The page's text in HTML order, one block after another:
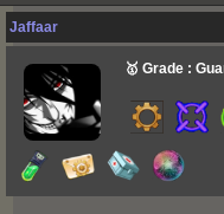
Jaffaar
🥇 Grade :